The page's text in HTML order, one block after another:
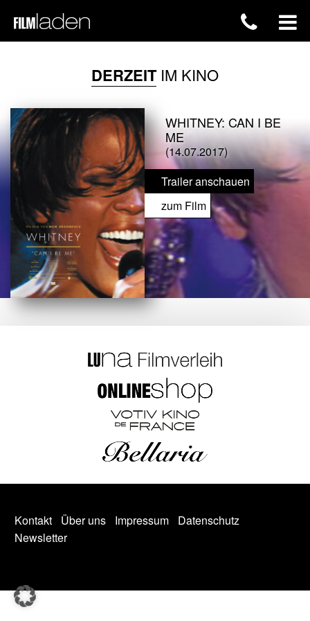
DERZEITIM KINO
WHITNEY: CAN I BE
ME
(14.07.2017)
Trailer anschauen
zum Film
Kontakt Über uns Impressum
Datenschutz
Newsletter